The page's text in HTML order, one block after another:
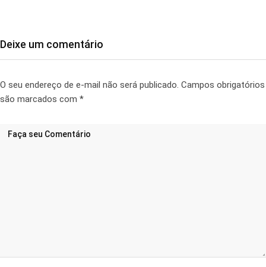
Deixe um comentário
O seu endereço de e-mail não será publicado. Campos obrigatórios
são marcados com *